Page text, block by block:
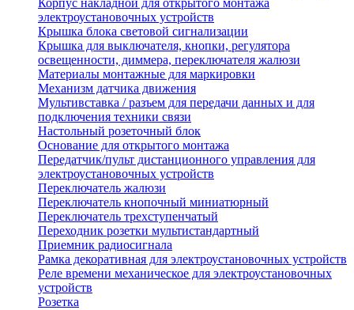
Корпус накладной для открытого монтажа
электроустановочных устройств
Крышка блока световой сигнализации
Крышка для выключателя, кнопки, регулятора
освещенности, диммера, переключателя жалюзи
Материалы монтажные для маркировки
Механизм датчика движения
Мультивставка / разъем для передачи данных и для
подключения техники связи
Настольный розеточный блок
Основание для открытого монтажа
Передатчик/пульт дистанционного управления для
электроустановочных устройств
Переключатель жалюзи
Переключатель кнопочный миниатюрный
Переключатель трехступенчатый
Переходник розетки мультистандартный
Приемник радиосигнала
Рамка декоративная для электроустановочных устройств
Реле времени механическое для электроустановочных
устройств
Розетка